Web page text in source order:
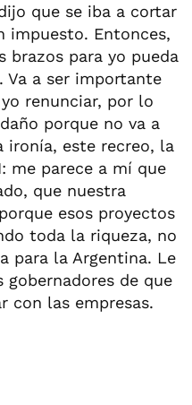
que se iba a cortar
impuesto. Entonces,
brazos para yo pueda
Va a ser importante
renunciar, por lo
porque no va a
ironía, este recreo, la
me parece a mí que
que nuestra
esos proyectos
toda la riqueza, no
para la Argentina. Le
de que
con las empresas.